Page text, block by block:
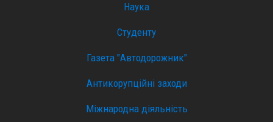
Наука
Студенту
Газета "Автодорожник"
Антикорупційні заходи
Міжнародна діяльність